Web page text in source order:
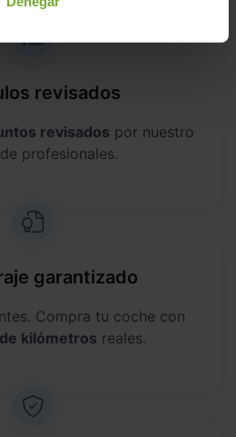
revisados
revisados por nuestro
profesionales.
garantizado
Compra tu coche con
kilómetros reales.